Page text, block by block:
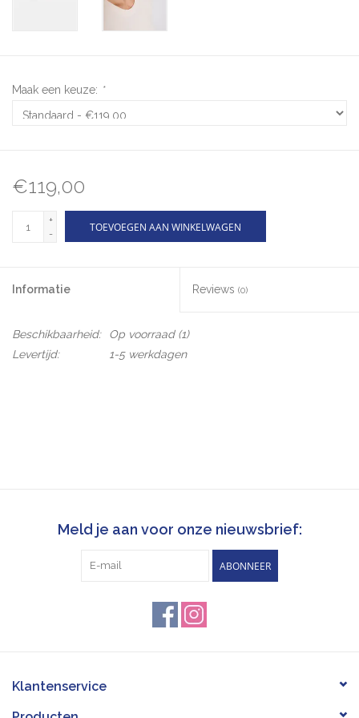
Maak een keuze: *
€119,00
+
-
TOEVOEGEN AAN WINKELWAGEN
Informatie Reviews (0)
Beschikbaarheid: Op voorraad(1)
Levertijd:
1-5 werkdagen
Meld je aan voor onze nieuwsbrief:
ABONNEER
Klantenservice